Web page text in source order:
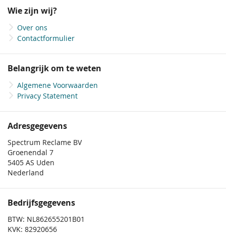
nieuwsbrief
Wie zijn wij?
Over ons
Contactformulier
Belangrijk om te weten
Algemene Voorwaarden
Privacy Statement
Adresgegevens
Spectrum Reclame BV
Groenendal 7
5405 AS Uden
Nederland
Bedrijfsgegevens
BTW: NL862655201B01
KVK: 82920656